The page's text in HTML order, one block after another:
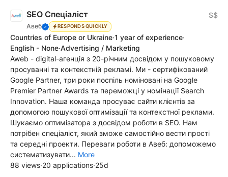
SEO Спеціаліст
Авеб RESPONDS QUICKLY
$$
Countries of Europe or Ukraine·1 year of experience·
English - None·Advertising / Marketing
Awеb - digital-агенція з 20-річним досвідом у пошуковому
просуванні та контекстній рекламі. Ми - сертифікований
Google Partner, три роки поспіль номіновані на Google
Premier Partner Awards та переможці у номінації Search
Innovation. Наша команда просуває сайти клієнтів за
допомогою пошукової оптимізації та контекстної реклами.
Шукаємо оптимізатора з досвідом роботи в SEO. Нам
потрібен спеціаліст, який зможе самостійно вести прості
та середні проекти. Переваги роботи в Авеб: допоможемо
систематизувати... More
88 views·20 applications·25d